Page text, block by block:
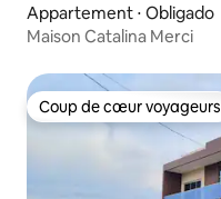
Appartement ⋅ Obligado
Maison Catalina Merci
Coup de cœur voyageurs
Coup de cœur voyageurs